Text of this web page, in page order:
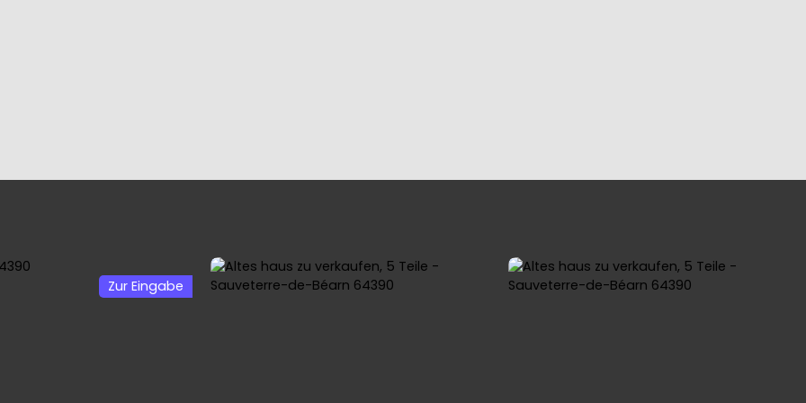
SELLING YOUR PROPERTY 7 STEPS TO BUYING OUR REGIONS CONTACT
Zur Eingabe